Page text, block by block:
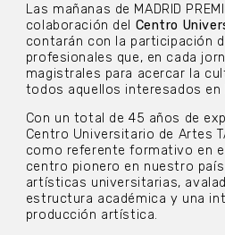
Las mañanas de MADRID
colaboración del Centro
contarán con la participación
profesionales que, en cada
magistrales para acercar la
todos aquellos interesados en
Con un total de 45 años de
Centro Universitario de Artes
como referente formativo en
centro pionero en nuestro
artísticas universitarias,
estructura académica y una
producción artística.